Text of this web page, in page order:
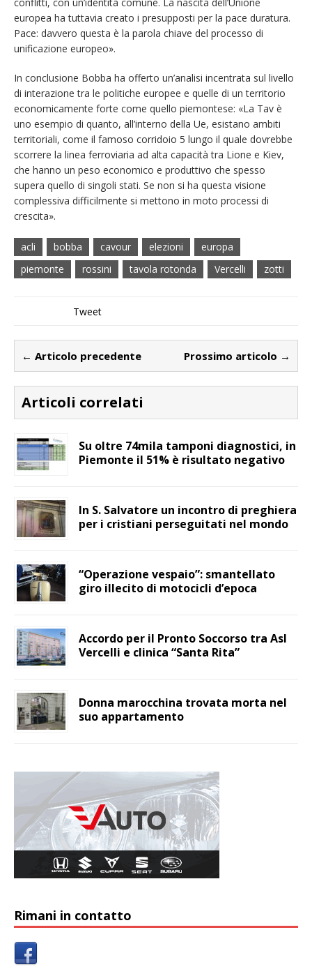
europea ha tuttavia creato i presupposti per la pace duratura.
Pace: davvero questa è la parola chiave del processo di
unificazione europeo».
In conclusione Bobba ha offerto un’analisi incentrata sul livello
di interazione tra le politiche europee e quelle di un territorio
economicamente forte come quello piemontese: «La Tav è
uno esempio di quanto, all’interno della Ue, esistano ambiti
territoriali, come il famoso corridoio 5 lungo il quale dovrebbe
scorrere la linea ferroviaria ad alta capacità tra Lione e Kiev,
che hanno un peso economico e produttivo che spesso
supera quello di singoli stati. Se non si ha questa visione
complessiva difficilmente si mettono in moto processi di
crescita».
acli bobba cavour elezioni
europa
piemonte
rossini tavola rotonda Vercelli zotti
Tweet
← Articolo precedente Prossimo articolo →
Articoli correlati
Su oltre 74mila tamponi diagnostici, in
Piemonte il 51% è risultato negativo
In S. Salvatore un incontro di preghiera
per i cristiani perseguitati nel mondo
“Operazione vespaio”: smantellato
giro illecito di motocicli d’epoca
Accordo per il Pronto Soccorso tra Asl
Vercelli e clinica “Santa Rita”
Donna marocchina trovata morta nel
suo appartamento
Rimani in contatto